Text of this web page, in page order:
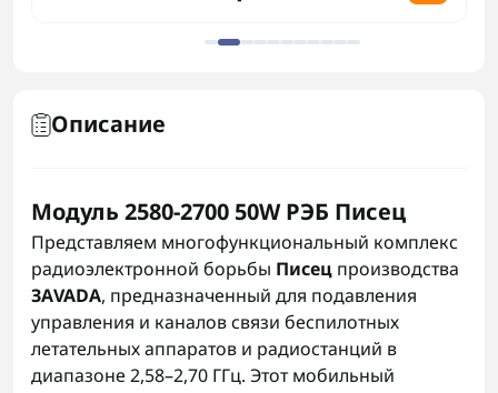
Описание
Модуль 2580-2700 50W РЭБ Писец
Представляем многофункциональный комплекс
радиоэлектронной борьбы Писец производства
ЗАVADA, предназначенный для подавления
управления и каналов связи беспилотных
летательных аппаратов и радиостанций в
диапазоне 2,58–2,70 ГГц. Этот мобильный